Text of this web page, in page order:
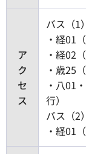
ア
ク
セ
ス
バス（1
・経01
・経02
・歳25
・八01
行）
バス（2
・経01